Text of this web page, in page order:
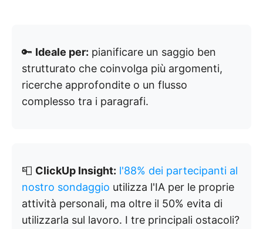
🔑 Ideale per: pianificare un saggio ben
strutturato che coinvolga più argomenti,
ricerche approfondite o un flusso
complesso tra i paragrafi.
📮 ClickUp Insight: l'88% dei partecipanti al
nostro sondaggio utilizza l'IA per le proprie
attività personali, ma oltre il 50% evita di
utilizzarla sul lavoro. I tre principali ostacoli?